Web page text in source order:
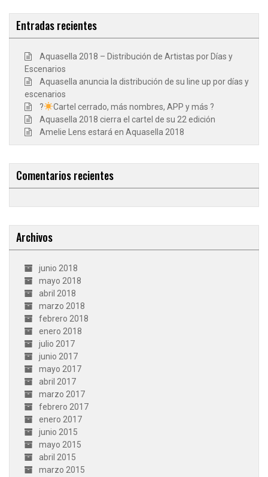
Entradas recientes
Aquasella 2018 – Distribución de Artistas por Días y
Escenarios
Aquasella anuncia la distribución de su line up por días y
escenarios
?
Cartel cerrado, más nombres, APP y más ?
Aquasella 2018 cierra el cartel de su 22 edición
Amelie Lens estará en Aquasella 2018
Comentarios recientes
Archivos
junio 2018
mayo 2018
abril 2018
marzo 2018
febrero 2018
enero 2018
julio 2017
junio 2017
mayo 2017
abril 2017
marzo 2017
febrero 2017
enero 2017
junio 2015
mayo 2015
abril 2015
marzo 2015